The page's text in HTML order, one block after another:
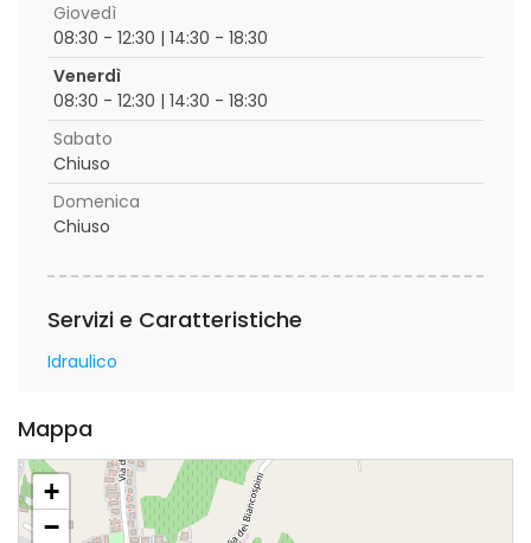
Giovedì
08:30 - 12:30 | 14:30 - 18:30
Venerdì
08:30 - 12:30 | 14:30 - 18:30
Sabato
Chiuso
Domenica
Chiuso
Servizi e Caratteristiche
Idraulico
Mappa
+
−